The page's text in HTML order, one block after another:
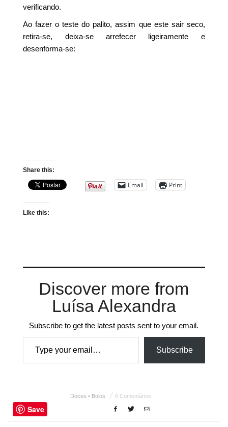
verificando.
Ao fazer o teste do palito, assim que este sair seco,
retira-se, deixa-se arrefecer ligeiramente e
desenforma-se:
Share this:
Email Print
Like this:
Discover more from
Luísa Alexandra
Subscribe to get the latest posts sent to your email.
Type your email…
Subscribe
Doces • Bolos 6 Comentários
Save